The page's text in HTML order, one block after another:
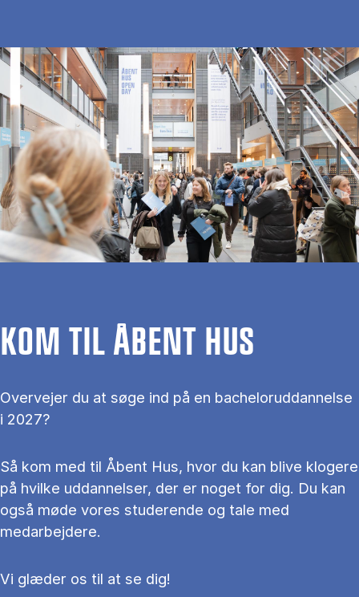
KOM TIL ÅBENT HUS
Overvejer du at søge ind på en bacheloruddannelse
i 2027?
Så kom med til Åbent Hus, hvor du kan blive klogere
på hvilke uddannelser, der er noget for dig. Du kan
også møde vores studerende og tale med
medarbejdere.
Vi glæder os til at se dig!